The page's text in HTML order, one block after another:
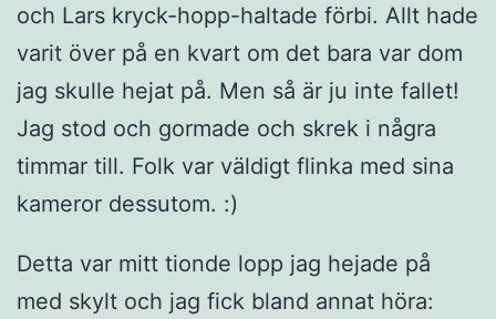
och Lars kryck-hopp-haltade förbi. Allt hade
varit över på en kvart om det bara var dom
jag skulle hejat på. Men så är ju inte fallet!
Jag stod och gormade och skrek i några
timmar till. Folk var väldigt flinka med sina
kameror dessutom. :)
Detta var mitt tionde lopp jag hejade på
med skylt och jag fick bland annat höra: